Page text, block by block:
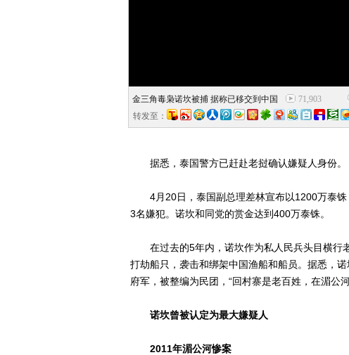
金三角毒枭诺坎被捕 据称已移交到中国
71,903
转发至：
据悉，泰国警方已赶赴老挝确认嫌疑人身份。
4月20日，泰国副总理差林宣布以1200万泰铢
3名嫌犯。诺坎和同党的赏金达到400万泰铢。
在过去的5年内，诺坎作为私人民兵头目横行
打劫船只，袭击和绑架中国渔船和船员。据悉，
府军，被整编为民团，“回村寨是老百姓，在湄公
诺坎曾被认定为最大嫌疑人
2011年湄公河惨案